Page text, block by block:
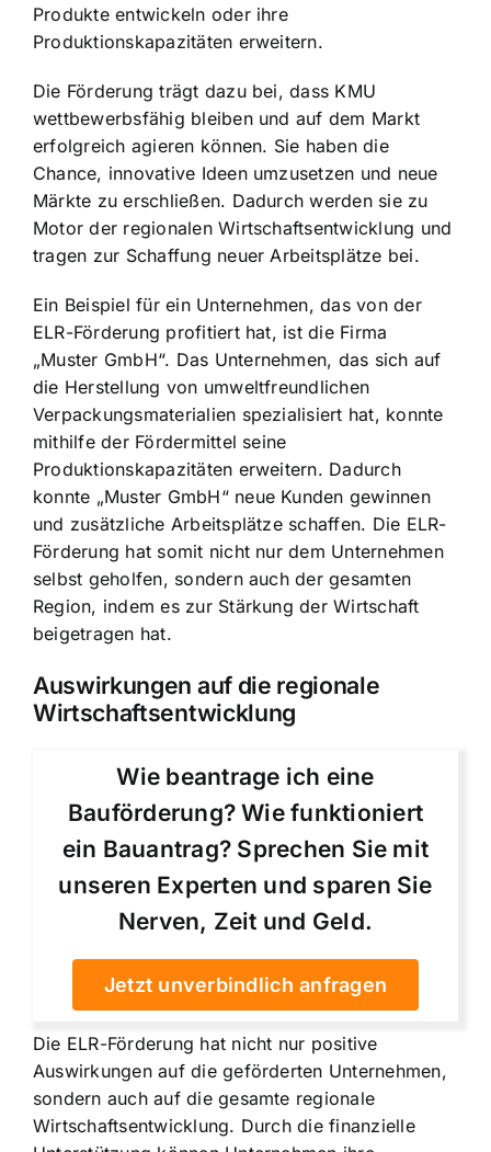
Produkte entwickeln oder ihre
Produktionskapazitäten erweitern.
Die Förderung trägt dazu bei, dass KMU
wettbewerbsfähig bleiben und auf dem Markt
erfolgreich agieren können. Sie haben die
Chance, innovative Ideen umzusetzen und neue
Märkte zu erschließen. Dadurch werden sie zu
Motor der regionalen Wirtschaftsentwicklung und
tragen zur Schaffung neuer Arbeitsplätze bei.
Ein Beispiel für ein Unternehmen, das von der
ELR-Förderung profitiert hat, ist die Firma
„Muster GmbH“. Das Unternehmen, das sich auf
die Herstellung von umweltfreundlichen
Verpackungsmaterialien spezialisiert hat, konnte
mithilfe der Fördermittel seine
Produktionskapazitäten erweitern. Dadurch
konnte „Muster GmbH“ neue Kunden gewinnen
und zusätzliche Arbeitsplätze schaffen. Die ELR-
Förderung hat somit nicht nur dem Unternehmen
selbst geholfen, sondern auch der gesamten
Region, indem es zur Stärkung der Wirtschaft
beigetragen hat.
Auswirkungen auf die regionale
Wirtschaftsentwicklung
Wie beantrage ich eine
Bauförderung? Wie funktioniert
ein Bauantrag? Sprechen Sie mit
unseren Experten und sparen Sie
Nerven, Zeit und Geld.
Jetzt unverbindlich anfragen
Die ELR-Förderung hat nicht nur positive
Auswirkungen auf die geförderten Unternehmen,
sondern auch auf die gesamte regionale
Wirtschaftsentwicklung. Durch die finanzielle